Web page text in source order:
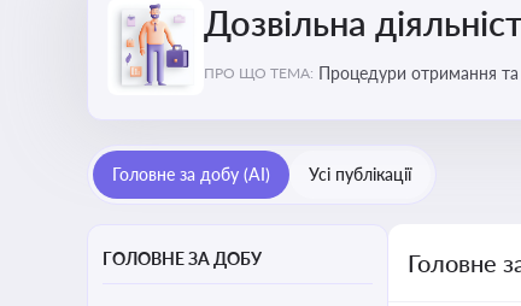
Дозвільна
ПРО ЩО ТЕМА: Процедури отримання та
Головне за добу (AI) Усі публікації
ГОЛОВНЕ ЗА ДОБУ Головне